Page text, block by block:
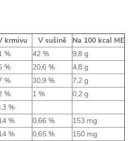
krmivu V sušině
Na 100 kcal ME
% 42 %
9,8 g
% 20,6 %
4,8 g
% 30,9 %
7,2 g
% 1 %
0,2 g
%
% 0,66 %
153 mg
% 0,65 % 150 mg